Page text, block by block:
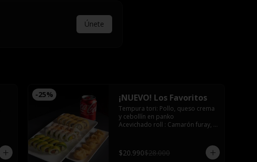
Únete
-25% ¡NUEVO! Los Favoritos
Tempura tori: Pollo, queso crema
y cebollín en panko
Acevichado roll : Camarón furay,
Avocado sake : Salmón, queso
crema y ciboulette envuelto en
$20.990$28.000